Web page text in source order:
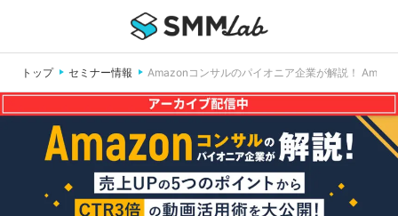
トップ セミナー情報 Amazonコンサルのパイオニア企業が解説！